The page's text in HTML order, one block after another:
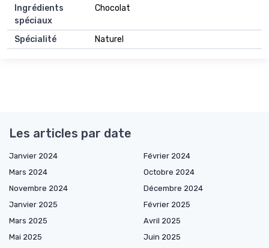
Ingrédients
spéciaux
Chocolat
Spécialité Naturel
Les articles par date
Janvier 2024
Février 2024
Mars 2024
Octobre 2024
Novembre 2024
Décembre 2024
Janvier 2025
Février 2025
Mars 2025
Avril 2025
Mai 2025
Juin 2025